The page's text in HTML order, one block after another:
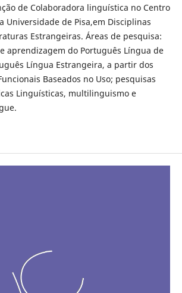
de Colaboradora linguística no Centro
Universidade de Pisa,em Disciplinas
Estrangeiras. Áreas de pesquisa:
aprendizagem do Português Língua de
Língua Estrangeira, a partir dos
Baseados no Uso; pesquisas
Linguísticas, multilinguismo e